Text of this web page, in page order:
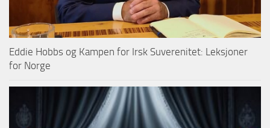
Eddie Hobbs og Kampen for Irsk Suverenitet: Leksjoner
for Norge